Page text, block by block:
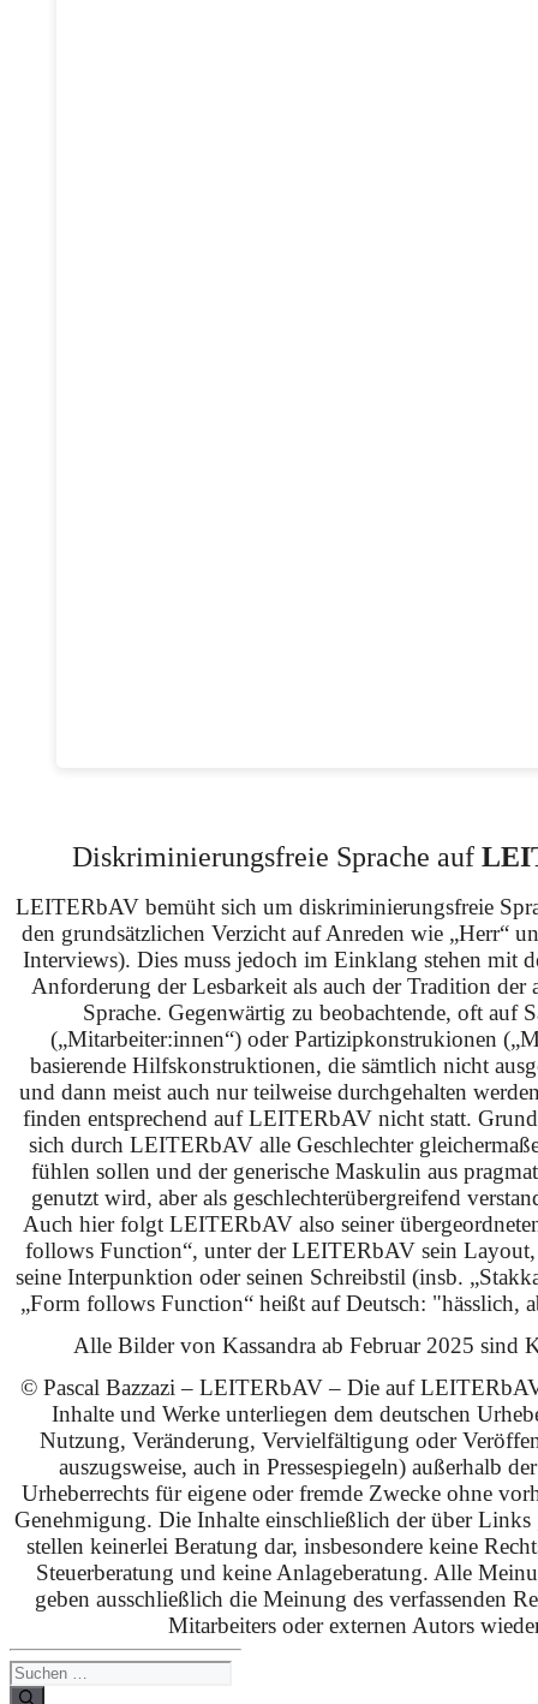
Diskriminierungsfreie Sprache auf
LEITERbAV bemüht sich um diskriminierungsfreie
den grundsätzlichen Verzicht auf Anreden wie „Herr“
Interviews). Dies muss jedoch im Einklang stehen mit
Anforderung der Lesbarkeit als auch der Tradition der
Sprache. Gegenwärtig zu beobachtende, oft auf
(„Mitarbeiter:innen“) oder Partizipkonstrukionen
basierende Hilfskonstruktionen, die sämtlich nicht
und dann meist auch nur teilweise durchgehalten
finden entsprechend auf LEITERbAV nicht statt.
sich durch LEITERbAV alle Geschlechter
fühlen sollen und der generische Maskulin aus
genutzt wird, aber als geschlechterübergreifend
Auch hier folgt LEITERbAV also seiner
follows Function“, unter der LEITERbAV sein Layout,
seine Interpunktion oder seinen Schreibstil (insb.
„Form follows Function“ heißt auf Deutsch: "hässlich,
Alle Bilder von Kassandra ab Februar 2025 sind
© Pascal Bazzazi – LEITERbAV – Die auf
Inhalte und Werke unterliegen dem deutschen
Nutzung, Veränderung, Vervielfältigung oder
auszugsweise, auch in Pressespiegeln) außerhalb
Urheberrechts für eigene oder fremde Zwecke ohne
Genehmigung. Die Inhalte einschließlich der über Links
stellen keinerlei Beratung dar, insbesondere keine
Steuerberatung und keine Anlageberatung. Alle
geben ausschließlich die Meinung des verfassenden
Mitarbeiters oder externen Autors
Suchen
nach: